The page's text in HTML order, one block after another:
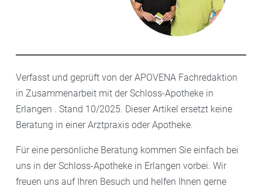
Verfasst und geprüft von der APOVENA Fachredaktion
in Zusammenarbeit mit der Schloss-Apotheke in
Erlangen . Stand 10/2025. Dieser Artikel ersetzt keine
Beratung in einer Arztpraxis oder Apotheke.
Für eine persönliche Beratung kommen Sie einfach bei
uns in der Schloss-Apotheke in Erlangen vorbei. Wir
freuen uns auf Ihren Besuch und helfen Ihnen gerne